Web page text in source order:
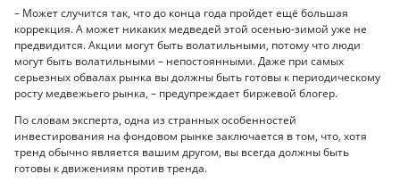
– Может случится так, что до конца года пройдет ещё большая
коррекция. А может никаких медведей этой осенью-зимой уже не
предвидится. Акции могут быть волатильными, потому что люди
могут быть волатильными – непостоянными. Даже при самых
серьезных обвалах рынка вы должны быть готовы к периодическому
росту медвежьего рынка, – предупреждает биржевой блогер.
По словам эксперта, одна из странных особенностей
инвестирования на фондовом рынке заключается в том, что, хотя
тренд обычно является вашим другом, вы всегда должны быть
готовы к движениям против тренда.